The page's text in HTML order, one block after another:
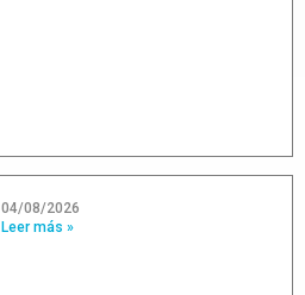
04/08/2026
Leer más »